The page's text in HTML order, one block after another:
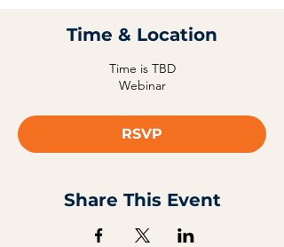
Time & Location
Time is TBD
Webinar
RSVP
Share This Event